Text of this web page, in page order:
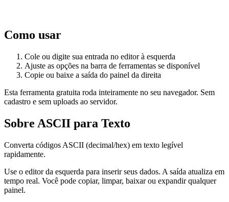
Como usar
Cole ou digite sua entrada no editor à esquerda
Ajuste as opções na barra de ferramentas se disponível
Copie ou baixe a saída do painel da direita
Esta ferramenta gratuita roda inteiramente no seu navegador. Sem
cadastro e sem uploads ao servidor.
Sobre ASCII para Texto
Converta códigos ASCII (decimal/hex) em texto legível
rapidamente.
Use o editor da esquerda para inserir seus dados. A saída atualiza em
tempo real. Você pode copiar, limpar, baixar ou expandir qualquer
painel.